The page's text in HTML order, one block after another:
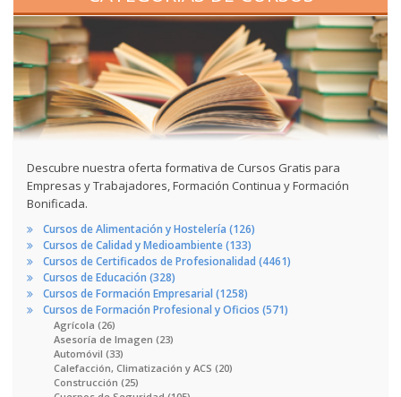
Descubre nuestra oferta formativa de Cursos Gratis para
Empresas y Trabajadores, Formación Continua y Formación
Bonificada.
Cursos de Alimentación y Hostelería (126)
Cursos de Calidad y Medioambiente (133)
Cursos de Certificados de Profesionalidad (4461)
Cursos de Educación (328)
Cursos de Formación Empresarial (1258)
Cursos de Formación Profesional y Oficios (571)
Agrícola (26)
Asesoría de Imagen (23)
Automóvil (33)
Calefacción, Climatización y ACS (20)
Construcción (25)